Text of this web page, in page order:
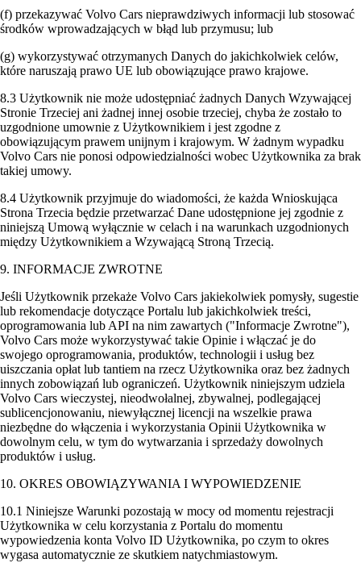
(f) przekazywać Volvo Cars nieprawdziwych informacji lub stosować
środków wprowadzających w błąd lub przymusu; lub
(g) wykorzystywać otrzymanych Danych do jakichkolwiek celów,
które naruszają prawo UE lub obowiązujące prawo krajowe.
8.3 Użytkownik nie może udostępniać żadnych Danych Wzywającej
Stronie Trzeciej ani żadnej innej osobie trzeciej, chyba że zostało to
uzgodnione umownie z Użytkownikiem i jest zgodne z
obowiązującym prawem unijnym i krajowym. W żadnym wypadku
Volvo Cars nie ponosi odpowiedzialności wobec Użytkownika za brak
takiej umowy.
8.4 Użytkownik przyjmuje do wiadomości, że każda Wnioskująca
Strona Trzecia będzie przetwarzać Dane udostępnione jej zgodnie z
niniejszą Umową wyłącznie w celach i na warunkach uzgodnionych
między Użytkownikiem a Wzywającą Stroną Trzecią.
9. INFORMACJE ZWROTNE
Jeśli Użytkownik przekaże Volvo Cars jakiekolwiek pomysły, sugestie
lub rekomendacje dotyczące Portalu lub jakichkolwiek treści,
oprogramowania lub API na nim zawartych ("Informacje Zwrotne"),
Volvo Cars może wykorzystywać takie Opinie i włączać je do
swojego oprogramowania, produktów, technologii i usług bez
uiszczania opłat lub tantiem na rzecz Użytkownika oraz bez żadnych
innych zobowiązań lub ograniczeń. Użytkownik niniejszym udziela
Volvo Cars wieczystej, nieodwołalnej, zbywalnej, podlegającej
sublicencjonowaniu, niewyłącznej licencji na wszelkie prawa
niezbędne do włączenia i wykorzystania Opinii Użytkownika w
dowolnym celu, w tym do wytwarzania i sprzedaży dowolnych
produktów i usług.
10. OKRES OBOWIĄZYWANIA I WYPOWIEDZENIE
10.1 Niniejsze Warunki pozostają w mocy od momentu rejestracji
Użytkownika w celu korzystania z Portalu do momentu
wypowiedzenia konta Volvo ID Użytkownika, po czym to okres
wygasa automatycznie ze skutkiem natychmiastowym.